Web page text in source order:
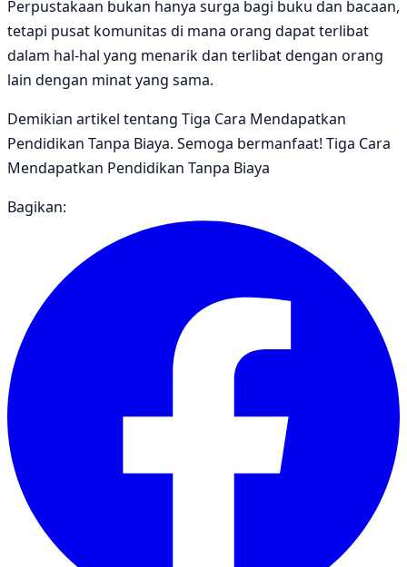
Perpustakaan bukan hanya surga bagi buku dan bacaan,
tetapi pusat komunitas di mana orang dapat terlibat
dalam hal-hal yang menarik dan terlibat dengan orang
lain dengan minat yang sama.
Demikian artikel tentang Tiga Cara Mendapatkan
Pendidikan Tanpa Biaya. Semoga bermanfaat! Tiga Cara
Mendapatkan Pendidikan Tanpa Biaya
Bagikan: